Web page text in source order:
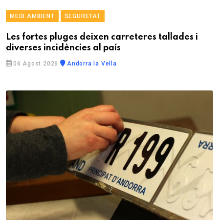
MEDI AMBIENT SEGURETAT
Les fortes pluges deixen carreteres tallades i
diverses incidències al país
06 Agost 2026 Andorra la Vella